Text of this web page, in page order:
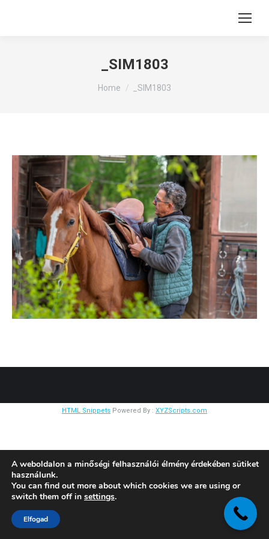
_SIM1803
You are here:
Home _SIM1803
HTML Snippets Powered By : XYZScripts.com
A weboldalon a minőségi felhasználói élmény érdekében sütiket
használunk.
You can find out more about which cookies we are using or
switch them off in settings.
Elfogad